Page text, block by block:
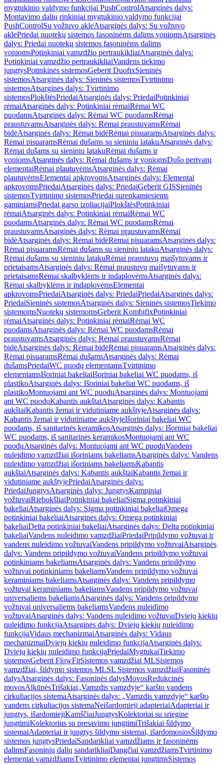
mygtukinio valdymo funkcijai PushControlAtsarginės dalys:
Montavimo dalių rinkiniai mygtukinio valdymo funkcijai
PushControlSu vožtuvo akleAtsarginės dalys: Su vožtuvo
aklePriedai nuotekų sistemos fasoninėms dalims voniomsAtsarginės
dalys: Priedai nuotekų sistemos fasoninėms dalims
voniomsPotinkiniai vamzdžio pertraukikliaiAtsarginės dalys:
Potinkiniai vamzdžio pertraukikliaiVandens tiekimo
jungtysPotinkinės sistemosGeberit DuofixSieninės
sistemosAtsarginės dalys: Sieninės sistemosTvirtinimo
sistemosAtsarginės dalys: Tvirtinimo
sistemosPlokštėsPriedaiAtsarginės dalys: PriedaiPotinkiniai
rėmaiAtsarginės dalys: Potinkiniai rėmaiRėmai WC
puodamsAtsarginės dalys: Rėmai WC puodamsRėmai
praustuvamsAtsarginės dalys: Rėmai praustuvamsRėmai
bidėAtsarginės dalys: Rėmai bidėRėmai pisuaramsAtsarginės dalys:
Rėmai pisuaramsRėmai dušams su sieniniu latakuAtsarginės dalys:
Rėmai dušams su sieniniu latakuRėmai dušams ir
voniomsAtsarginės dalys: Rėmai dušams ir voniomsDušo pertvarų
elementaiRėmai plautuvėmsAtsarginės dalys: Rėmai
plautuvėmsElementai apkrovomsAtsarginės dalys: Elementai
apkrovomsPriedaiAtsarginės dalys: PriedaiGeberit GISSieninės
sistemosTvirtinimo sistemosPriedai surenkamiesiems
gaminiamsPriedai garso izoliacijaiPlokštėsPotinkiniai
rėmaiAtsarginės dalys: Potinkiniai rėmaiRėmai WC
puodamsAtsarginės dalys: Rėmai WC puodamsRėmai
praustuvamsAtsarginės dalys: Rėmai praustuvamsRėmai
bidėAtsarginės dalys: Rėmai bidėRėmai pisuaramsAtsarginės dalys:
Rėmai pisuaramsRėmai dušams su sieniniu latakuAtsarginės dalys:
Rėmai dušams su sieniniu latakuRėmai praustuvų maišytuvams ir
prietaisamsAtsarginės dalys: Rėmai praustuvų maišytuvams ir
prietaisamsRėmai skalbyklėms ir indaplovėmsAtsarginės dalys:
Rėmai skalbyklėms ir indaplovėmsElementai
apkrovomsPriedaiAtsarginės dalys: PriedaiPriedaiAtsarginės dalys:
PriedaiSieninės sistemosAtsarginės dalys: Sieninės sistemosTiekimo
sistemomsNuotekų sistemomsGeberit KombifixPotinkiniai
rėmaiAtsarginės dalys: Potinkiniai rėmaiRėmai WC
puodamsAtsarginės dalys: Rėmai WC puodamsRėmai
praustuvamsAtsarginės dalys: Rėmai praustuvamsRėmai
bidėAtsarginės dalys: Rėmai bidėRėmai pisuaramsAtsarginės dalys:
Rėmai pisuaramsRėmai dušamsAtsarginės dalys: Rėmai
dušamsPriedaiWC puodų elementamsTvirtinimo
elementamsIšoriniai bakeliaiIšoriniai bakeliai WC puodams, iš
plastikoAtsarginės dalys: Išoriniai bakeliai WC puodams, iš
plastikoMontuojami ant WC puodųAtsarginės dalys: Montuojami
ant WC puodųKabantis aukštaiAtsarginės dalys: Kabantis
aukštaiKabantis žemai ir vidutiniame aukštyjeAtsarginės dalys:
Kabantis žemai ir vidutiniame aukštyjeIšoriniai bakeliai WC
puodams, iš sanitarinės keramikosAtsarginės dalys: Išoriniai bakeliai
WC puodams, iš sanitarinės keramikosMontuojami ant WC
puodųAtsarginės dalys: Montuojami ant WC puodųVandens
nuleidimo vamzdžiai išoriniams bakeliamsAtsarginės dalys: Vandens
nuleidimo vamzdžiai išoriniams bakeliamsKabantis
aukštaiAtsarginės dalys: Kabantis aukštaiKabantis žemai ir
vidutiniame aukštyjePriedaiAtsarginės dalys:
PriedaiJungtysAtsarginės dalys: JungtysKampiniai
vožtuvaiRiebokšliaiPotinkiniai bakeliaiSigma potinkiniai
bakeliaiAtsarginės dalys: Sigma potinkiniai bakeliaiOmega
potinkiniai bakeliaiAtsarginės dalys: Omega potinkiniai
bakeliaiDelta potinkiniai bakeliaiAtsarginės dalys: Delta potinkiniai
bakeliaiVandens nuleidimo vamzdžiaiPriedaiPripildymo vožtuvai ir
vandens nuleidimo vožtuvaiVandens pripildymo vožtuvaiAtsarginės
dalys: Vandens pripildymo vožtuvaiVandens pripildymo vožtuvai
potinkiniams bakeliamsAtsarginės dalys: Vandens pripildymo
vožtuvai potinkiniams bakeliamsVandens pripildymo vožtuvai
keraminiams bakeliamsAtsarginės dalys: Vandens pripildymo
vožtuvai keraminiams bakeliamsVandens pripildymo vožtuvai
universaliems bakeliamsAtsarginės dalys: Vandens pripildymo
vožtuvai universaliems bakeliamsVandens nuleidimo
vožtuvaiAtsarginės dalys: Vandens nuleidimo vožtuvaiDviejų kiekių
nuleidimo funkcijaAtsarginės dalys: Dviejų kiekių nuleidimo
funkcijaVidaus mechanizmaiAtsarginės dalys: Vidaus
mechanizmaiDviejų kiekių nuleidimo funkcijaAtsarginės dalys:
Dviejų kiekių nuleidimo funkcijaPriedaiMygtukaiTiekimo
sistemosGeberit FlowFitSistemos vamzdžiai MLSistemos
vamzdžiai, šildymo sistemos MLSL Sistemos vamzdžiaiFasoninės
dalysAtsarginės dalys: Fasoninės dalysMovosRedukcinės
movosAlkūnėsTrišakiai„Vamzdis vamzdyje“ karšto vandens
cirkuliacijos sistemaAtsarginės dalys: „Vamzdis vamzdyje“ karšto
vandens cirkuliacijos sistemaNeišardomieji adapteriaiAdapteriai ir
jungtys, išardomiejiKamščiaiJungtysKolektoriai su sriegine
jungtimiKolektorius su presavimo jungtimiTrišakiai šildymo
sistemaiAdapteriai ir jungtys šildymo sistemai, išardomosiosŠildymo
sistemos jungtysPriedaiSandarikliai vamzdžiams ir fasoninėms
dalimsFasoninių dalių sandarikliaiDangčiai vamzdžiamsTvirtinimo
elementai vamzdžiamsTvirtinimo elementai jungtimsSistemos